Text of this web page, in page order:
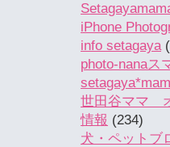
iPhone
info setagaya
photo-nanaス
世田谷ママ
情報 (234)
犬・ペットブ